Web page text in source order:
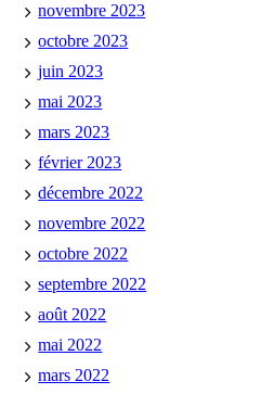
novembre 2023
octobre 2023
juin 2023
mai 2023
mars 2023
février 2023
décembre 2022
novembre 2022
octobre 2022
septembre 2022
août 2022
mai 2022
mars 2022